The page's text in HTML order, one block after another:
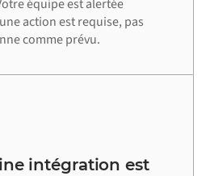
équipe est alertée
action est requise, pas
comme prévu.
intégration est